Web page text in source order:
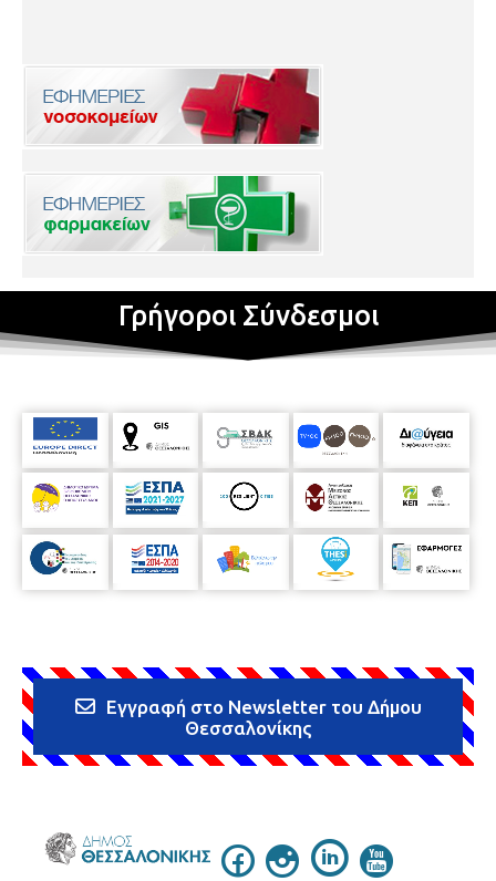
Γρήγοροι Σύνδεσμοι
Εγγραφή στο Newsletter του Δήμου
Θεσσαλονίκης